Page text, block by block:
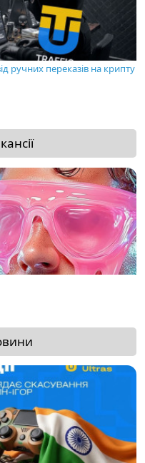
ручних переказів на крипту